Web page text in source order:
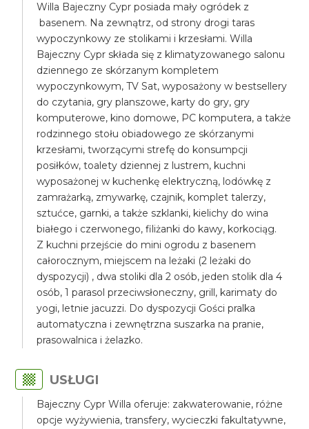
Willa Bajeczny Cypr posiada mały ogródek z
basenem. Na zewnątrz, od strony drogi taras
wypoczynkowy ze stolikami i krzesłami. Willa
Bajeczny Cypr składa się z klimatyzowanego salonu
dziennego ze skórzanym kompletem
wypoczynkowym, TV Sat, wyposażony w bestsellery
do czytania, gry planszowe, karty do gry, gry
komputerowe, kino domowe, PC komputera, a także
rodzinnego stołu obiadowego ze skórzanymi
krzesłami, tworzącymi strefę do konsumpcji
posiłków, toalety dziennej z lustrem, kuchni
wyposażonej w kuchenkę elektryczną, lodówkę z
zamrażarką, zmywarkę, czajnik, komplet talerzy,
sztućce, garnki, a także szklanki, kielichy do wina
białego i czerwonego, filiżanki do kawy, korkociąg.
Z kuchni przejście do mini ogrodu z basenem
całorocznym, miejscem na leżaki (2 leżaki do
dyspozycji) , dwa stoliki dla 2 osób, jeden stolik dla 4
osób, 1 parasol przeciwsłoneczny, grill, karimaty do
yogi, letnie jacuzzi. Do dyspozycji Gości pralka
automatyczna i zewnętrzna suszarka na pranie,
prasowalnica i żelazko.
USŁUGI
Bajeczny Cypr Willa oferuje: zakwaterowanie, różne
opcje wyżywienia, transfery, wycieczki fakultatywne,